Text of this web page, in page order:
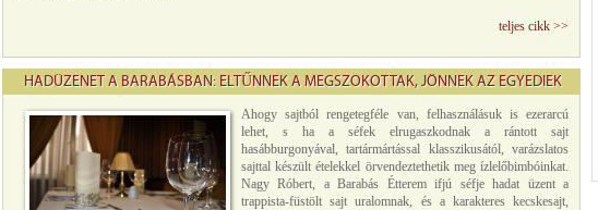
teljes cikk >>
HADÜZENET A BARABÁSBAN: ELTŰNNEK A MEGSZOKOTTAK, JÖNNEK AZ EGYEDIEK
Ahogy sajtból rengetegféle van, felhasználásuk is ezerarcú
lehet, s ha a séfek elrugaszkodnak a rántott sajt
hasábburgonyával, tartármártással klasszikusától, varázslatos
sajttal készült ételekkel örvendeztethetik meg ízlelőbimbóinkat.
Nagy Róbert, a Barabás Étterem ifjú séfje hadat üzent a
trappista-füstölt sajt uralomnak, és a karakteres kecskesajt,